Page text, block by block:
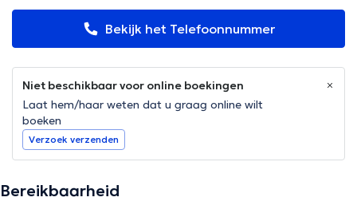
Bekijk het Telefoonnummer
Niet beschikbaar voor online boekingen
Laat hem/haar weten dat u graag online wilt
boeken
Verzoek verzenden
Bereikbaarheid